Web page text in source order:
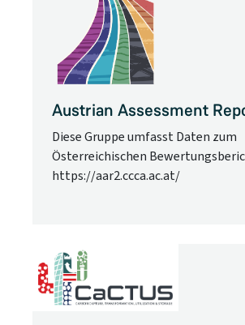
Austrian Assessment
Diese Gruppe umfasst Daten zum
Österreichischen
https://aar2.ccca.ac.at/